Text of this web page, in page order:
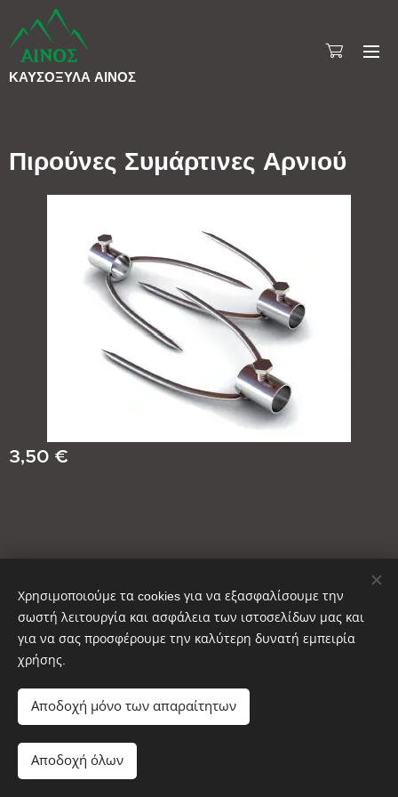
ΚΑΥΣΟΞΥΛΑ ΑΙΝΟΣ
Πιρούνες Συμάρτινες Αρνιού
3,50 €
Copyright © ΚΑΥΣΟΞΥΛΑ ΑΙΝΟΣ 2025
Χρησιμοποιούμε τα cookies για να εξασφαλίσουμε την
σωστή λειτουργία και ασφάλεια των ιστοσελίδων μας και
για να σας προσφέρουμε την καλύτερη δυνατή εμπειρία
χρήσης.
Αποδοχή μόνο των απαραίτητων
Αποδοχή όλων